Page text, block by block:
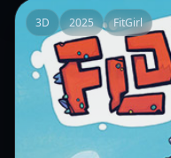
3D 2025 FitGirl